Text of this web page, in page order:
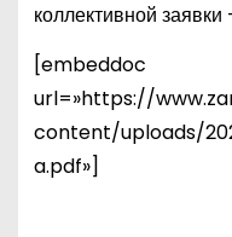
коллективной
[embeddoc
url=»https://
content/uploads/
a.pdf»]